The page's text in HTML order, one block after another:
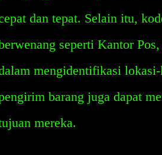
dan tepat. Selain itu,
seperti Kantor
mengidentifikasi
barang juga dapat
mereka.